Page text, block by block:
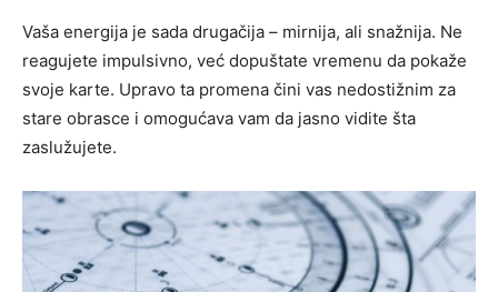
Vaša energija je sada drugačija – mirnija, ali snažnija. Ne
reagujete impulsivno, već dopuštate vremenu da pokaže
svoje karte. Upravo ta promena čini vas nedostižnim za
stare obrasce i omogućava vam da jasno vidite šta
zaslužujete.